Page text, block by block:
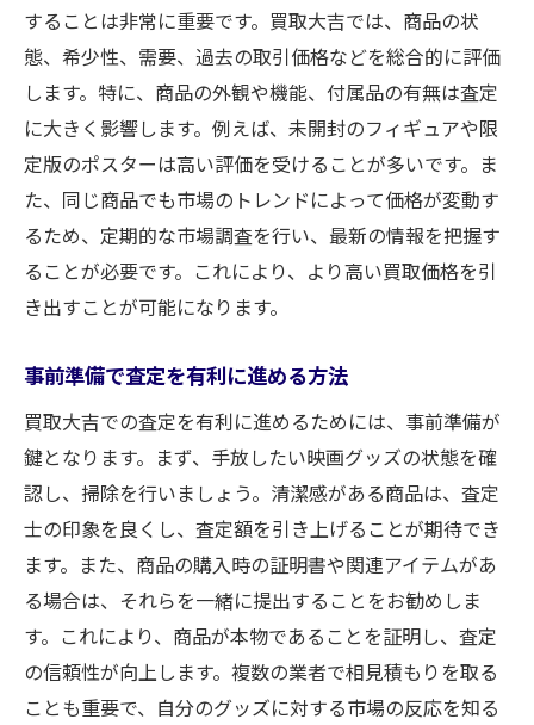
することは非常に重要です。買取大吉では、商品の状
態、希少性、需要、過去の取引価格などを総合的に評価
します。特に、商品の外観や機能、付属品の有無は査定
に大きく影響します。例えば、未開封のフィギュアや限
定版のポスターは高い評価を受けることが多いです。ま
た、同じ商品でも市場のトレンドによって価格が変動す
るため、定期的な市場調査を行い、最新の情報を把握す
ることが必要です。これにより、より高い買取価格を引
き出すことが可能になります。
事前準備で査定を有利に進める方法
買取大吉での査定を有利に進めるためには、事前準備が
鍵となります。まず、手放したい映画グッズの状態を確
認し、掃除を行いましょう。清潔感がある商品は、査定
士の印象を良くし、査定額を引き上げることが期待でき
ます。また、商品の購入時の証明書や関連アイテムがあ
る場合は、それらを一緒に提出することをお勧めしま
す。これにより、商品が本物であることを証明し、査定
の信頼性が向上します。複数の業者で相見積もりを取る
ことも重要で、自分のグッズに対する市場の反応を知る